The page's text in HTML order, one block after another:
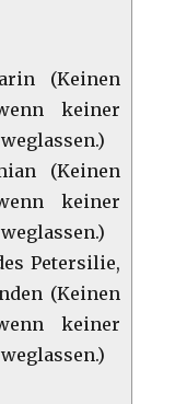
(Keinen
keiner
(Keinen
keiner
Petersilie,
(Keinen
keiner